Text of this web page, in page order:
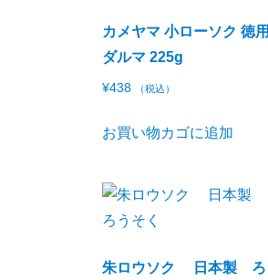
カメヤマ 小ローソク 徳用
ダルマ 225g
¥438 （税込）
お買い物カゴに追加
朱ロウソク 日本製 ろ